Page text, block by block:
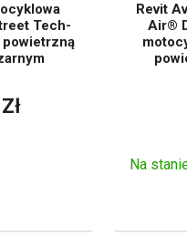
Tech-
Revit
Air®
Na